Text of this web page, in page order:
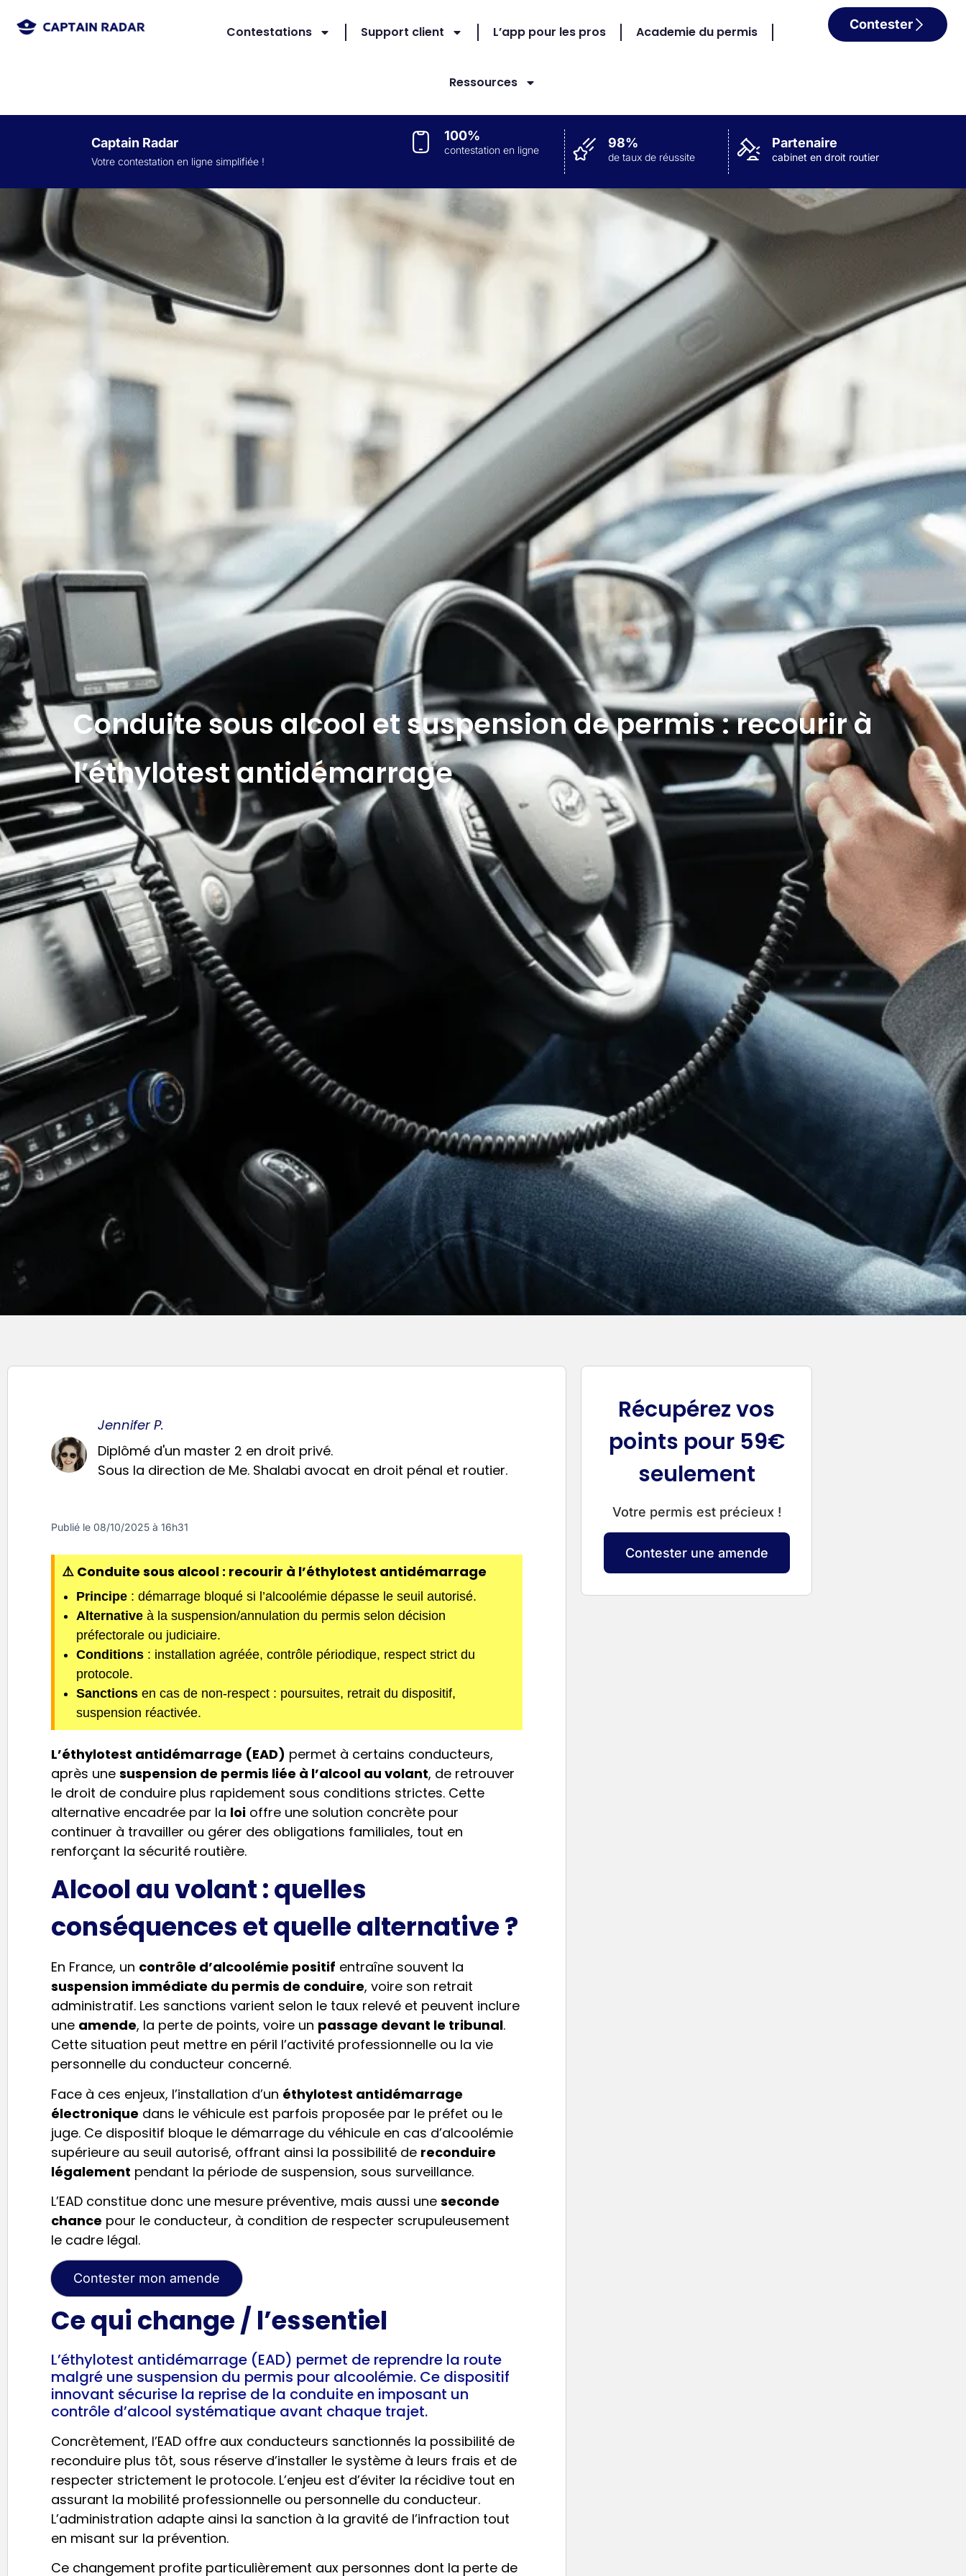
Contestations Support client L’app pour les pros Academie du permis
Ressources
Contester
Captain Radar
Votre contestation en ligne simplifiée !
100%
contestation en ligne 98%
de taux de réussite
Partenaire
cabinet en droit routier
Conduite sous alcool et suspension de permis : recourir à
l’éthylotest antidémarrage
Jennifer P.
Diplômé d'un master 2 en droit privé.
Sous la direction de Me. Shalabi avocat en droit pénal et routier.
Publié le 08/10/2025 à 16h31
⚠️ Conduite sous alcool : recourir à l’éthylotest antidémarrage
Principe : démarrage bloqué si l’alcoolémie dépasse le seuil autorisé.
Alternative à la suspension/annulation du permis selon décision
préfectorale ou judiciaire.
Conditions : installation agréée, contrôle périodique, respect strict du
protocole.
Sanctions en cas de non-respect : poursuites, retrait du dispositif,
suspension réactivée.
L’éthylotest antidémarrage (EAD) permet à certains conducteurs,
après une suspension de permis liée à l’alcool au volant, de retrouver
le droit de conduire plus rapidement sous conditions strictes. Cette
alternative encadrée par la loi offre une solution concrète pour
continuer à travailler ou gérer des obligations familiales, tout en
renforçant la sécurité routière.
Alcool au volant : quelles
conséquences et quelle alternative ?
En France, un contrôle d’alcoolémie positif entraîne souvent la
suspension immédiate du permis de conduire, voire son retrait
administratif. Les sanctions varient selon le taux relevé et peuvent inclure
une amende, la perte de points, voire un passage devant le tribunal.
Cette situation peut mettre en péril l’activité professionnelle ou la vie
personnelle du conducteur concerné.
Face à ces enjeux, l’installation d’un éthylotest antidémarrage
électronique dans le véhicule est parfois proposée par le préfet ou le
juge. Ce dispositif bloque le démarrage du véhicule en cas d’alcoolémie
supérieure au seuil autorisé, offrant ainsi la possibilité de reconduire
légalement pendant la période de suspension, sous surveillance.
L’EAD constitue donc une mesure préventive, mais aussi une seconde
chance pour le conducteur, à condition de respecter scrupuleusement
le cadre légal.
Contester mon amende
Ce qui change / l’essentiel
L’éthylotest antidémarrage (EAD) permet de reprendre la route
malgré une suspension du permis pour alcoolémie. Ce dispositif
innovant sécurise la reprise de la conduite en imposant un
contrôle d’alcool systématique avant chaque trajet.
Concrètement, l’EAD offre aux conducteurs sanctionnés la possibilité de
reconduire plus tôt, sous réserve d’installer le système à leurs frais et de
respecter strictement le protocole. L’enjeu est d’éviter la récidive tout en
assurant la mobilité professionnelle ou personnelle du conducteur.
L’administration adapte ainsi la sanction à la gravité de l’infraction tout
en misant sur la prévention.
Ce changement profite particulièrement aux personnes dont la perte de
Récupérez vos
points pour 59€
seulement
Votre permis est précieux !
Contester une amende